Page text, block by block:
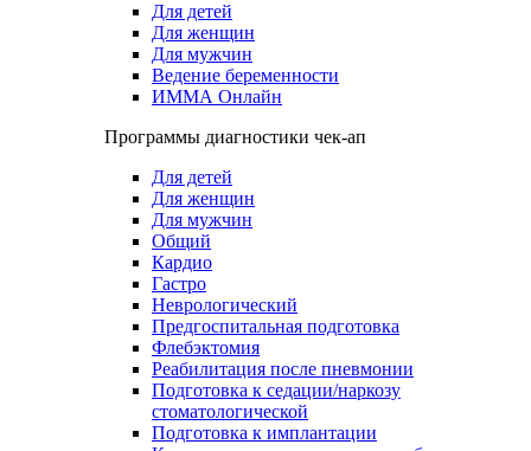
Для детей
Для женщин
Для мужчин
Ведение беременности
ИММА Онлайн
Программы диагностики чек-ап
Для детей
Для женщин
Для мужчин
Общий
Кардио
Гастро
Неврологический
Предгоспитальная подготовка
Флебэктомия
Реабилитация после пневмонии
Подготовка к седации/наркозу
стоматологической
Подготовка к имплантации